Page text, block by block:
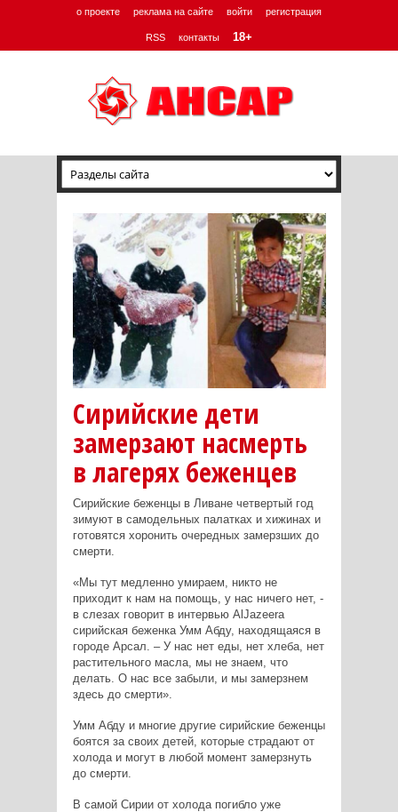
о проекте реклама на сайте войти регистрация
RSS контакты 18+
Сирийские дети
замерзают насмерть
в лагерях беженцев
Сирийские беженцы в Ливане четвертый год
зимуют в самодельных палатках и хижинах и
готовятся хоронить очередных замерзших до
смерти.
«Мы тут медленно умираем, никто не
приходит к нам на помощь, у нас ничего нет, -
в слезах говорит в интервью Al Jazeera
сирийская беженка Умм Абду, находящаяся в
городе Арсал. – У нас нет еды, нет хлеба, нет
растительного масла, мы не знаем, что
делать. О нас все забыли, и мы замерзнем
здесь до смерти».
Умм Абду и многие другие сирийские беженцы
боятся за своих детей, которые страдают от
холода и могут в любой момент замерзнуть
до смерти.
В самой Сирии от холода погибло уже